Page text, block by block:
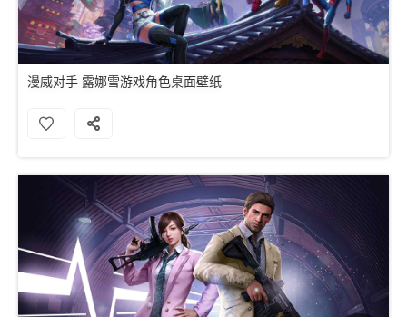
漫威对手 露娜雪游戏角色桌面壁纸